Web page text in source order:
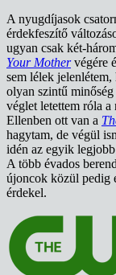
A nyugdíjasok
érdekfeszítő
ugyan csak két-
Your Mothervégére
sem lélek
olyan szintű
véglet letettem róla
Ellenben ott van a
hagytam, de végül
idén az egyik
A több évados
újoncok közül pedig
érdekel.